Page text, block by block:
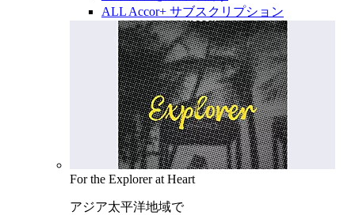
ALL Accor+ サブスクリプション
For the Explorer at Heart
アジア太平洋地域で